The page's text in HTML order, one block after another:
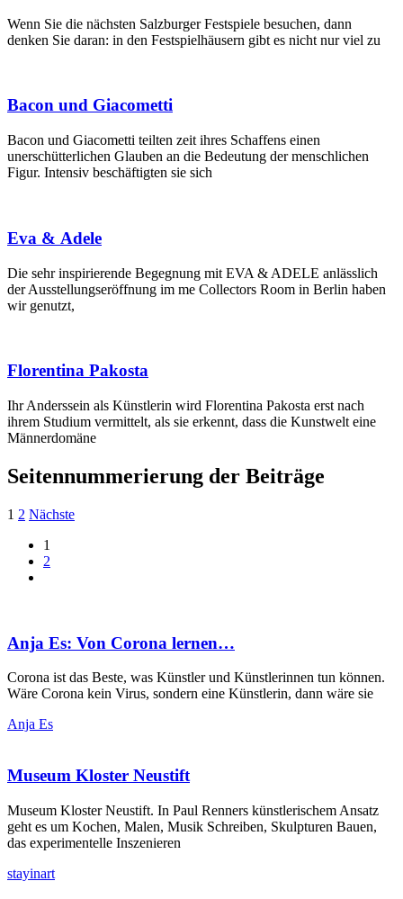
Wenn Sie die nächsten Salzburger Festspiele besuchen, dann
denken Sie daran: in den Festspielhäusern gibt es nicht nur viel zu
Bacon und Giacometti
Bacon und Giacometti teilten zeit ihres Schaffens einen
unerschütterlichen Glauben an die Bedeutung der menschlichen
Figur. Intensiv beschäftigten sie sich
Eva & Adele
Die sehr inspirierende Begegnung mit EVA & ADELE anlässlich
der Ausstellungseröffnung im me Collectors Room in Berlin haben
wir genutzt,
Florentina Pakosta
Ihr Anderssein als Künstlerin wird Florentina Pakosta erst nach
ihrem Studium vermittelt, als sie erkennt, dass die Kunstwelt eine
Männerdomäne
Seitennummerierung der Beiträge
1 2 Nächste
1
2
Anja Es: Von Corona lernen…
Corona ist das Beste, was Künstler und Künstlerinnen tun können.
Wäre Corona kein Virus, sondern eine Künstlerin, dann wäre sie
Anja Es
Museum Kloster Neustift
Museum Kloster Neustift. In Paul Renners künstlerischem Ansatz
geht es um Kochen, Malen, Musik Schreiben, Skulpturen Bauen,
das experimentelle Inszenieren
stayinart